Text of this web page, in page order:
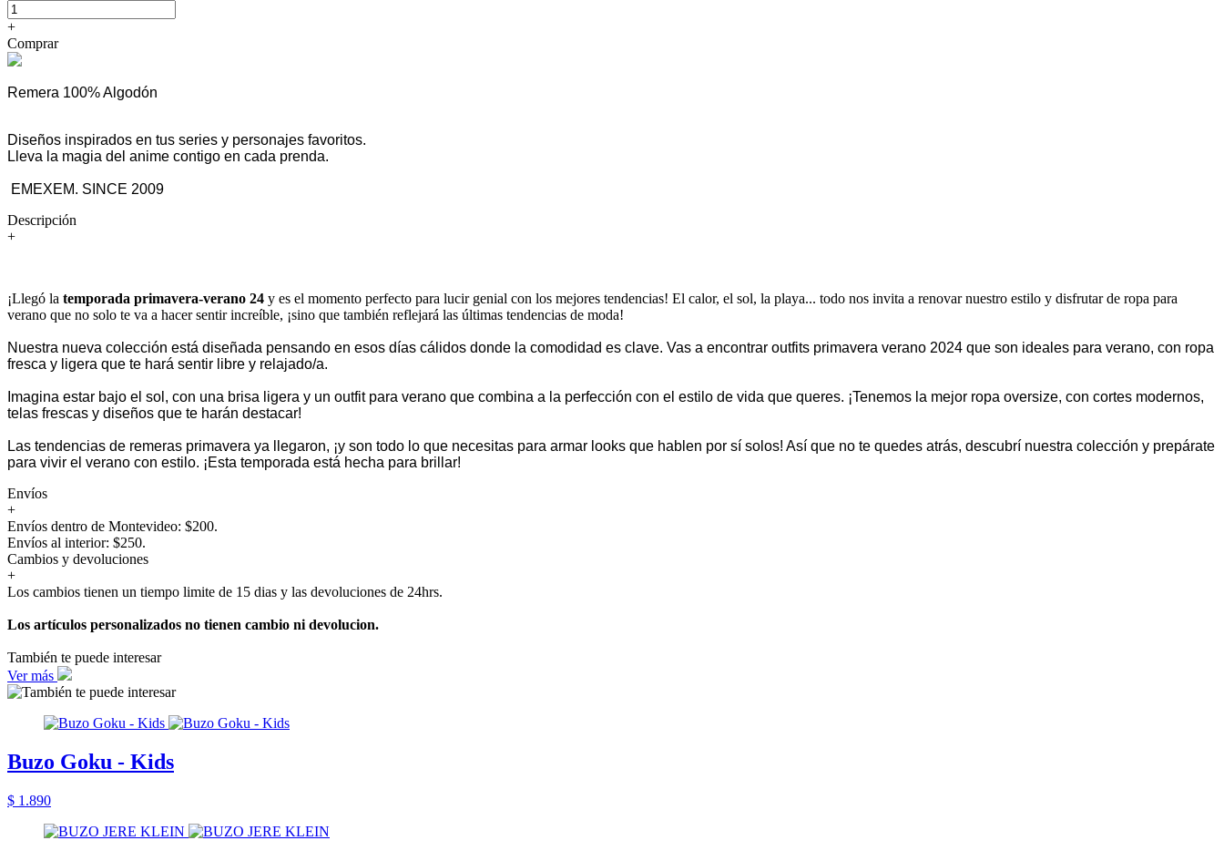
+
Comprar
Remera 100% Algodón
Diseños inspirados en tus series y personajes favoritos.
Lleva la magia del anime contigo en cada prenda.
EMEXEM. SINCE 2009
Descripción
+
¡Llegó la temporada primavera-verano 24 y es el momento perfecto para lucir genial con los mejores tendencias! El calor, el sol, la playa... todo nos invita a renovar nuestro estilo y disfrutar de ropa para
verano que no solo te va a hacer sentir increíble, ¡sino que también reflejará las últimas tendencias de moda!
Nuestra nueva colección está diseñada pensando en esos días cálidos donde la comodidad es clave. Vas a encontrar outfits primavera verano 2024 que son ideales para verano, con ropa
fresca y ligera que te hará sentir libre y relajado/a.
Imagina estar bajo el sol, con una brisa ligera y un outfit para verano que combina a la perfección con el estilo de vida que queres. ¡Tenemos la mejor ropa oversize, con cortes modernos,
telas frescas y diseños que te harán destacar!
Las tendencias de remeras primavera ya llegaron, ¡y son todo lo que necesitas para armar looks que hablen por sí solos! Así que no te quedes atrás, descubrí nuestra colección y prepárate
para vivir el verano con estilo. ¡Esta temporada está hecha para brillar!
Envíos
+
Envíos dentro de Montevideo: $200.
Envíos al interior: $250.
Cambios y devoluciones
+
Los cambios tienen un tiempo limite de 15 dias y las devoluciones de 24hrs.
Los artículos personalizados no tienen cambio ni devolucion.
También te puede interesar
Ver más
Buzo Goku - Kids
$ 1.890